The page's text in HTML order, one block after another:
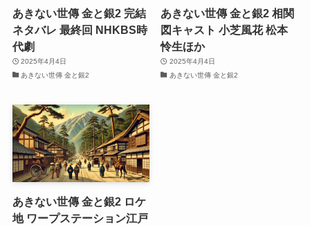
あきない世傳 金と銀2 完結
ネタバレ 最終回 NHKBS時
代劇
2025年4月4日
あきない世傳 金と銀2
あきない世傳 金と銀2 相関
図キャスト 小芝風花 松本
怜生ほか
2025年4月4日
あきない世傳 金と銀2
あきない世傳 金と銀2 ロケ
地 ワープステーション江戸